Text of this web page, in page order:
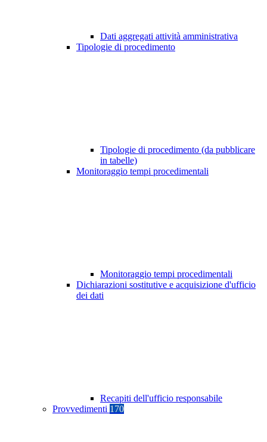
Dati aggregati attività amministrativa
Tipologie di procedimento
Tipologie di procedimento (da pubblicare
in tabelle)
Monitoraggio tempi procedimentali
Monitoraggio tempi procedimentali
Dichiarazioni sostitutive e acquisizione d'ufficio
dei dati
Recapiti dell'ufficio responsabile
Provvedimenti 170